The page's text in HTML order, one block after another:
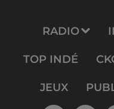
RADIO
TOP INDÉ
JEUX